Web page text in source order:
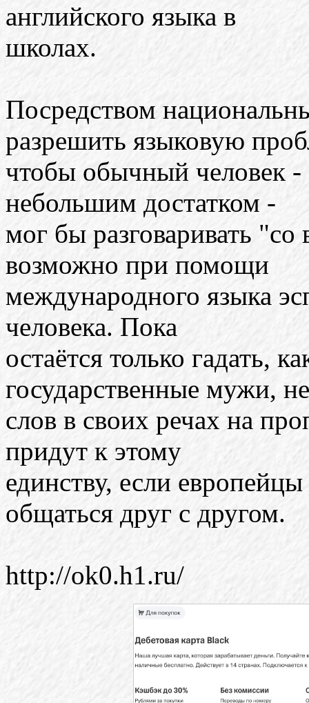
английского языка в
школах.
Посредством
разрешить языковую
чтобы обычный человек
небольшим достатком -
мог бы разговаривать
возможно при помощи
международного языка
человека. Пока
остаётся только гадать,
государственные мужи,
слов в своих речах на
придут к этому
единству, если
общаться друг с другом.
http://ok0.h1.ru/